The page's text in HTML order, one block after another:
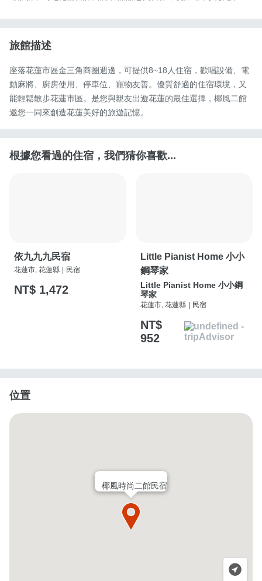
旅館描述
座落花蓮市區金三角商圈週邊，可提供8~18人住宿，歡唱設備、電
動麻將、廚房使用、停車位、寵物友善。優質舒適的住宿環境，又
能輕鬆散步花蓮市區。是您與親友出遊花蓮的最佳選擇，椰風二館
邀您一同來創造花蓮美好的旅遊記憶。
根據您看過的住宿，我們猜你喜歡...
依九九九民宿
花蓮市, 花蓮縣 民宿
NT$ 1,472
Little Pianist Home 小小
鋼琴家
Little Pianist Home 小小鋼
琴家
花蓮市, 花蓮縣 民宿
NT$
952
位置
椰風時尚二館民宿